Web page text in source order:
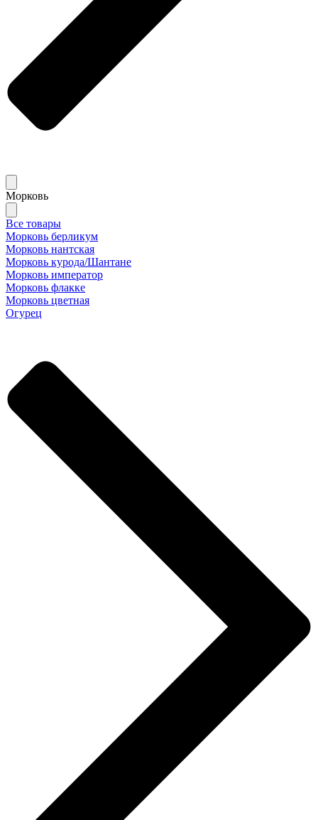
Морковь
Все товары
Морковь берликум
Морковь нантская
Морковь курода/Шантане
Морковь император
Морковь флакке
Морковь цветная
Огурец